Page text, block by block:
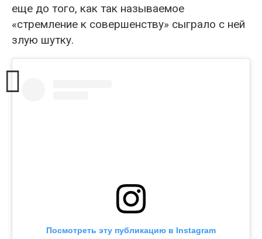
еще до того, как так называемое
«стремление к совершенству» сыграло с ней
злую шутку.
Посмотреть эту публикацию в Instagram